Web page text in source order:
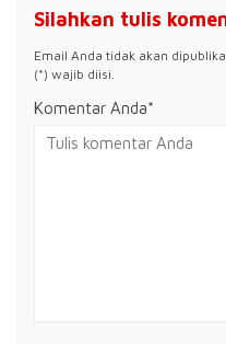
Silahkan tulis
Email Anda tidak akan
(*) wajib diisi.
Komentar Anda*